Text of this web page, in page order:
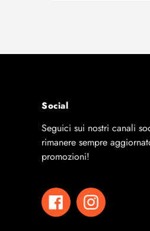
Social
Seguici sui nostri canali
rimanere sempre
promozioni!
FacebookInstagram